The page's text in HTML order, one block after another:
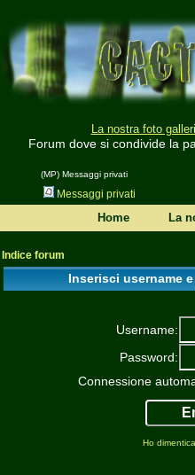
La nostra foto
Forum dove si condivide la
(MP) Messaggi privati
Messaggi privati
Home La
Indice forum
Inserisci username
Username:
Password:
Connessione
Ho